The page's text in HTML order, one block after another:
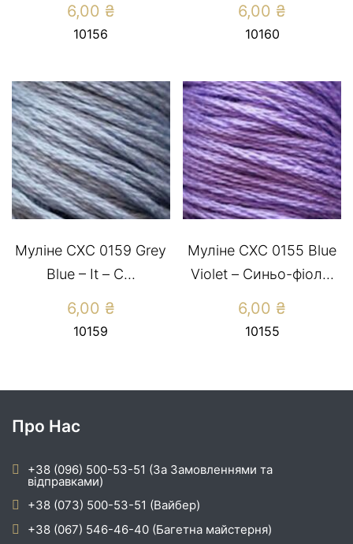
6,00 ₴
10156
6,00 ₴
10160
Муліне СХС 0159 Grey
Blue – It – С...
6,00 ₴
10159
Муліне СХС 0155 Blue
Violet – Синьо-фіол...
6,00 ₴
10155
Про Нас
+38 (096) 500-53-51 (За Замовленнями та
відправками)
+38 (073) 500-53-51 (Вайбер)
+38 (067) 546-46-40 (Багетна майстерня)